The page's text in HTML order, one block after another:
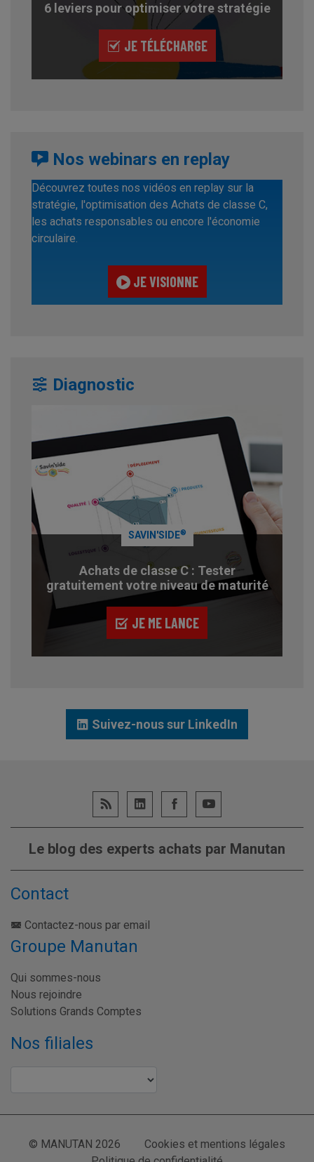
6 leviers pour optimiser votre stratégie
JE TÉLÉCHARGE
Nos webinars en replay
Découvrez toutes nos vidéos en replay sur la
stratégie, l'optimisation des Achats de classe C,
les achats responsables ou encore l'économie
circulaire.
JE VISIONNE
Diagnostic
SAVIN'SIDE®
Achats de classe C : Tester
gratuitement votre niveau de maturité
JE ME LANCE
Suivez-nous sur LinkedIn
Le blog des experts achats par Manutan
Contact
Contactez-nous par email
Groupe Manutan
Qui sommes-nous
Nous rejoindre
Solutions Grands Comptes
Nos filiales
© MANUTAN 2026
Cookies et mentions légales